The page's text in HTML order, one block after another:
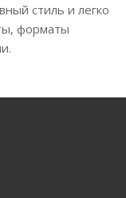
стиль и легко
форматы